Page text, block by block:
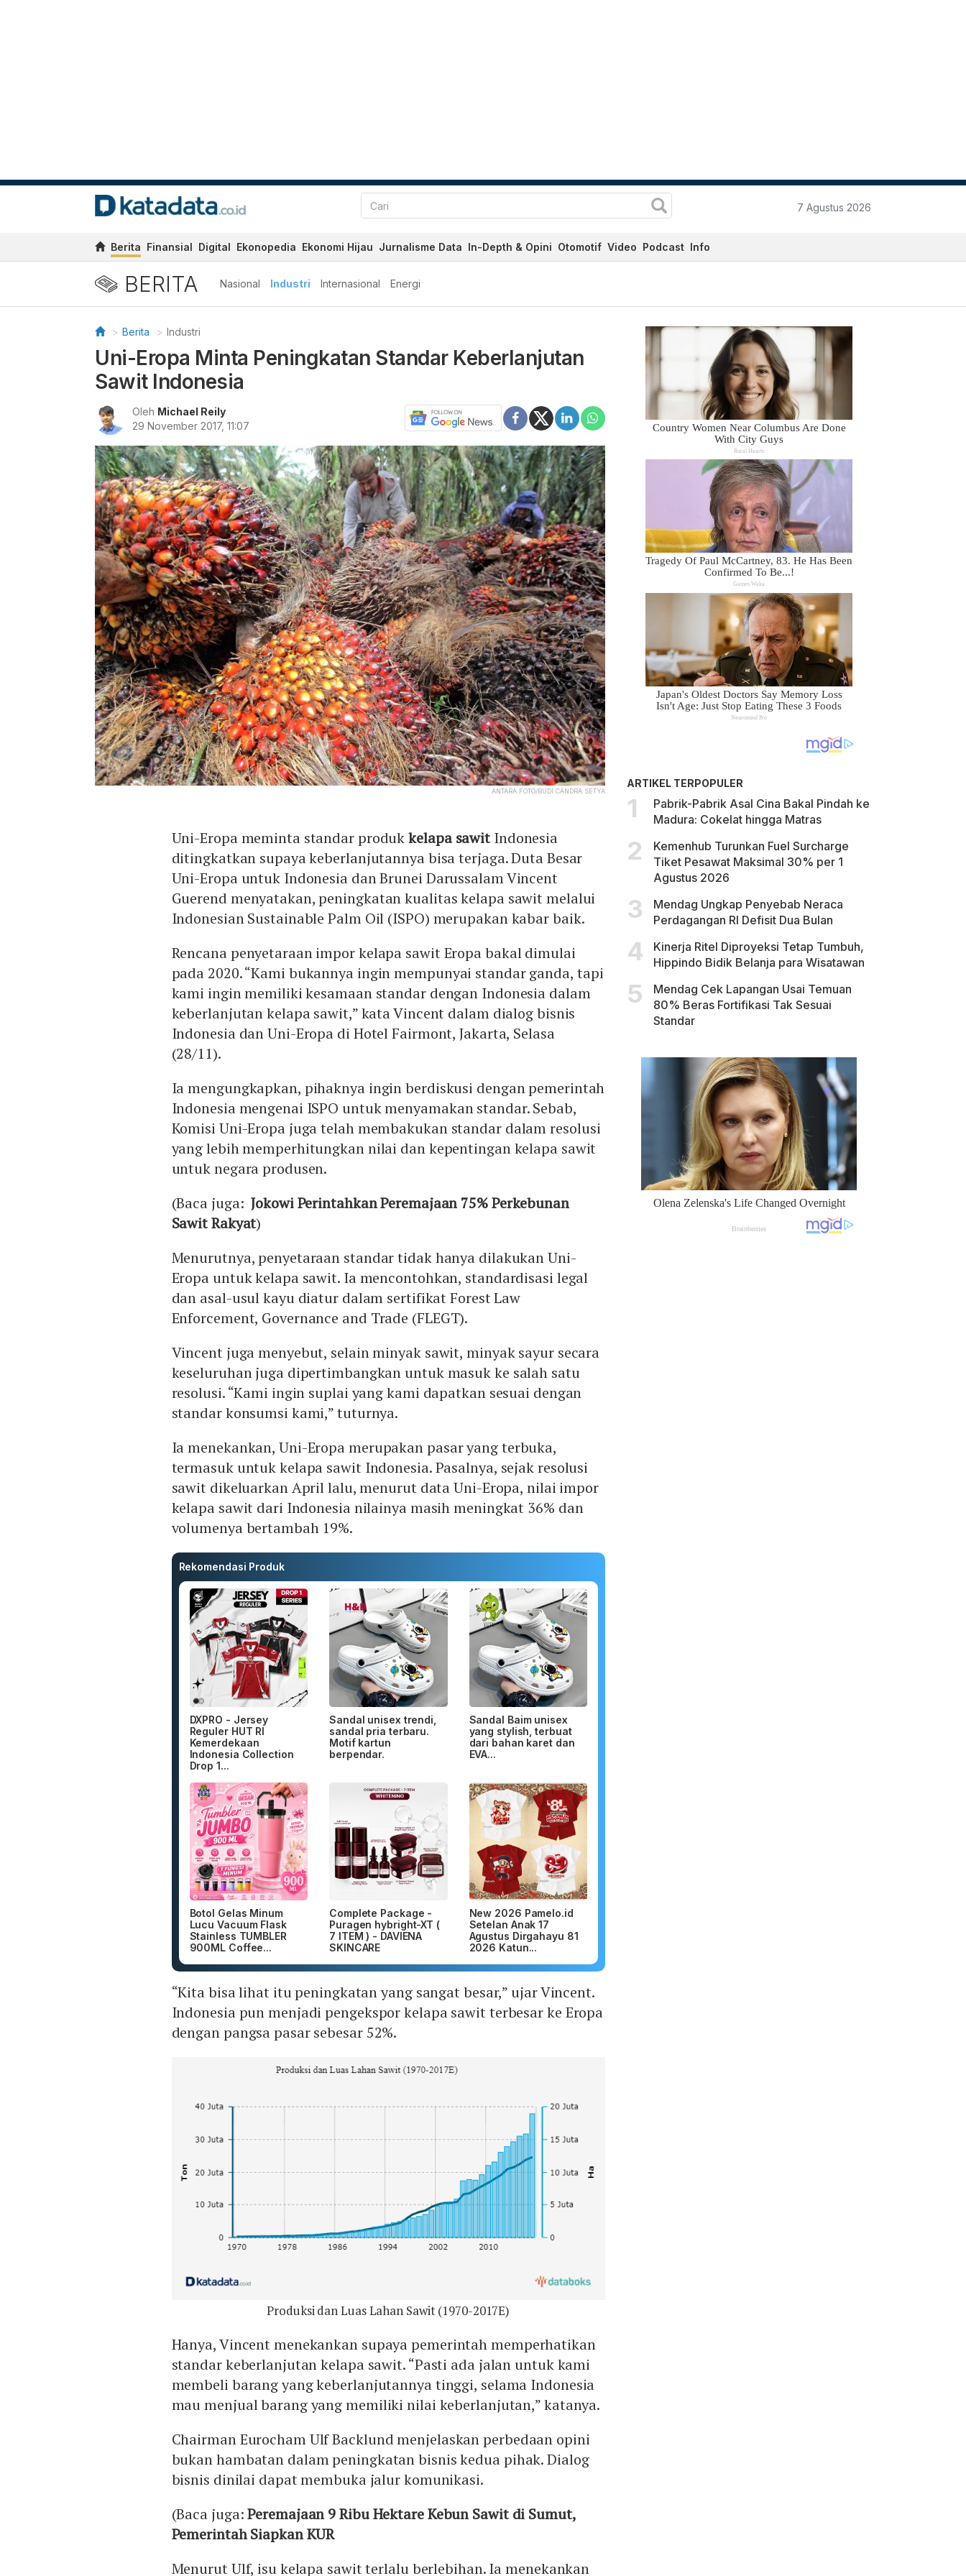
7 Agustus 2026
Berita Finansial Digital Ekonopedia Ekonomi Hijau Jurnalisme Data In-Depth & Opini Otomotif Video Podcast Info
BERITA Nasional Industri Internasional Energi
Berita Industri
Uni-Eropa Minta Peningkatan Standar Keberlanjutan
Sawit Indonesia
Oleh Michael Reily
29 November 2017, 11:07
ANTARA FOTO/BUDI CANDRA SETYA
Uni-Eropa meminta standar produkkelapa sawitIndonesia
ditingkatkan supaya keberlanjutannya bisa terjaga. Duta Besar
Uni-Eropa untuk Indonesia dan Brunei Darussalam Vincent
Guerend menyatakan, peningkatan kualitas kelapa sawit melalui
Indonesian Sustainable Palm Oil (ISPO) merupakan kabar baik.
Rencana penyetaraan impor kelapa sawit Eropa bakal dimulai
pada 2020. “Kami bukannya ingin mempunyai standar ganda, tapi
kami ingin memiliki kesamaan standar dengan Indonesia dalam
keberlanjutan kelapa sawit,” kata Vincent dalam dialog bisnis
Indonesia dan Uni-Eropa di Hotel Fairmont, Jakarta, Selasa
(28/11).
Ia mengungkapkan, pihaknya ingin berdiskusi dengan pemerintah
Indonesia mengenai ISPO untuk menyamakan standar. Sebab,
Komisi Uni-Eropa juga telah membakukan standar dalam resolusi
yang lebih memperhitungkan nilai dan kepentingan kelapa sawit
untuk negara produsen.
(Baca juga: Jokowi Perintahkan Peremajaan 75% Perkebunan
Sawit Rakyat)
Menurutnya, penyetaraan standar tidak hanya dilakukan Uni-
Eropa untuk kelapa sawit. Ia mencontohkan, standardisasi legal
dan asal-usul kayu diatur dalam sertifikat Forest Law
Enforcement, Governance and Trade (FLEGT).
Vincent juga menyebut, selain minyak sawit, minyak sayur secara
keseluruhan juga dipertimbangkan untuk masuk ke salah satu
resolusi. “Kami ingin suplai yang kami dapatkan sesuai dengan
standar konsumsi kami,” tuturnya.
Ia menekankan, Uni-Eropa merupakan pasar yang terbuka,
termasuk untuk kelapa sawit Indonesia. Pasalnya, sejak resolusi
sawit dikeluarkan April lalu, menurut data Uni-Eropa, nilai impor
kelapa sawit dari Indonesia nilainya masih meningkat 36% dan
volumenya bertambah 19%.
Rekomendasi Produk
DXPRO - Jersey
Reguler HUT RI
Kemerdekaan
Indonesia Collection
Drop 1...
Sandal unisex trendi,
sandal pria terbaru.
Motif kartun
berpendar.
Sandal Baim unisex
yang stylish, terbuat
dari bahan karet dan
EVA...
Botol Gelas Minum
Lucu Vacuum Flask
Stainless TUMBLER
900ML Coffee...
Complete Package -
Puragen hybright-XT (
7 ITEM ) - DAVIENA
SKINCARE
New 2026 Pamelo.id
Setelan Anak 17
Agustus Dirgahayu 81
2026 Katun...
“Kita bisa lihat itu peningkatan yang sangat besar,” ujar Vincent.
Indonesia pun menjadi pengekspor kelapa sawit terbesar ke Eropa
dengan pangsa pasar sebesar 52%.
Produksi dan Luas Lahan Sawit (1970-2017E)
Hanya, Vincent menekankan supaya pemerintah memperhatikan
standar keberlanjutan kelapa sawit. “Pasti ada jalan untuk kami
membeli barang yang keberlanjutannya tinggi, selama Indonesia
mau menjual barang yang memiliki nilai keberlanjutan,” katanya.
Chairman Eurocham Ulf Backlund menjelaskan perbedaan opini
bukan hambatan dalam peningkatan bisnis kedua pihak. Dialog
bisnis dinilai dapat membuka jalur komunikasi.
(Baca juga:Peremajaan 9 Ribu Hektare Kebun Sawit di Sumut,
Pemerintah Siapkan KUR
Menurut Ulf, isu kelapa sawit terlalu berlebihan. Ia menekankan
ARTIKEL TERPOPULER
Pabrik-Pabrik Asal Cina Bakal Pindah ke
Madura: Cokelat hingga Matras
Kemenhub Turunkan Fuel Surcharge
Tiket Pesawat Maksimal 30% per 1
Agustus 2026
Mendag Ungkap Penyebab Neraca
Perdagangan RI Defisit Dua Bulan
Kinerja Ritel Diproyeksi Tetap Tumbuh,
Hippindo Bidik Belanja para Wisatawan
Mendag Cek Lapangan Usai Temuan
80% Beras Fortifikasi Tak Sesuai
Standar